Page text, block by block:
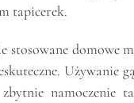
tapicerek.
stosowane domowe
Używanie
namoczenie